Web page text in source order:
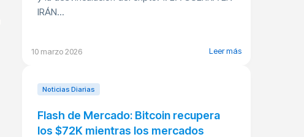
IRÁN...
10 marzo 2026 Leer más
Noticias Diarias
Flash de Mercado: Bitcoin recupera
los $72K mientras los mercados